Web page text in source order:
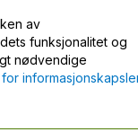
av
funksjonalitet og
nødvendige